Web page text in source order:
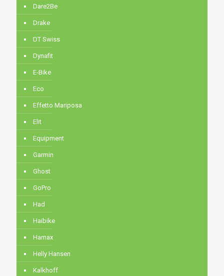
Dare2Be
Drake
DT Swiss
Dynafit
E-Bike
Eco
Effetto Mariposa
Elit
Equipment
Garmin
Ghost
GoPro
Had
Haibike
Hamax
Helly Hansen
Kalkhoff